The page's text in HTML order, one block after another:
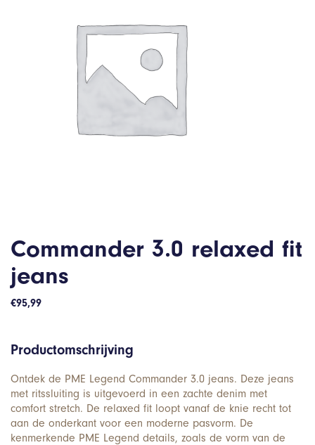
Commander 3.0 relaxed fit
jeans
€95,99
Productomschrijving
Ontdek de PME Legend Commander 3.0 jeans. Deze jeans
met ritssluiting is uitgevoerd in een zachte denim met
comfort stretch. De relaxed fit loopt vanaf de knie recht tot
aan de onderkant voor een moderne pasvorm. De
kenmerkende PME Legend details, zoals de vorm van de